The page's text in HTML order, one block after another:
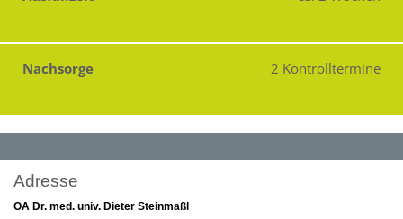
Nachsorge 2 Kontrolltermine
Adresse
OA Dr. med. univ. Dieter Steinmaßl